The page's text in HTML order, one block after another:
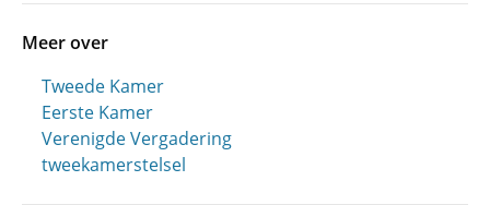
Meer over
Tweede Kamer
Eerste Kamer
Verenigde Vergadering
tweekamerstelsel